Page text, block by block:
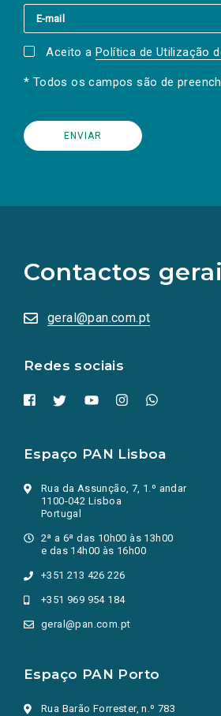
Aceito a Política de Utilização
* Todos os campos são de
Contactos
geral@pan.com.pt
Redes sociais
redes
sociais
numa
nova
Espaço PAN Lisboa
Rua da Assunção, 7, 1.º andar
1100-042 Lisboa
Portugal
2ª a 6ª das 10h00 às 13h00
e das 14h00 às 16h00
+351 213 426 226
+351 969 954 184
geral@pan.com.pt
Espaço PAN Porto
Rua Barão Forrester, n.º 783